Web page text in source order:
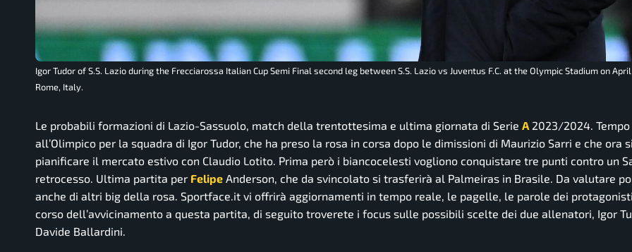
Igor Tudor of S.S. Lazio during the Frecciarossa Italian Cup Semi Final second leg between S.S. Lazio vs Juventus F.C. at the Olympic Stadium on
Rome, Italy.
Le probabili formazioni di Lazio-Sassuolo, match della trentottesima e ultima giornata di Serie A 2023/2024.
all’Olimpico per la squadra di Igor Tudor, che ha preso la rosa in corsa dopo le dimissioni di Maurizio Sarri e che ora
pianificare il mercato estivo con Claudio Lotito. Prima però i biancocelesti vogliono conquistare tre punti contro un
retrocesso. Ultima partita per Felipe Anderson, che da svincolato si trasferirà al Palmeiras in Brasile. Da valutare
anche di altri big della rosa. Sportface.it vi offrirà aggiornamenti in tempo reale, le pagelle, le parole dei
corso dell’avvicinamento a questa partita, di seguito troverete i focus sulle possibili scelte dei due allenatori, Igor
Davide Ballardini.